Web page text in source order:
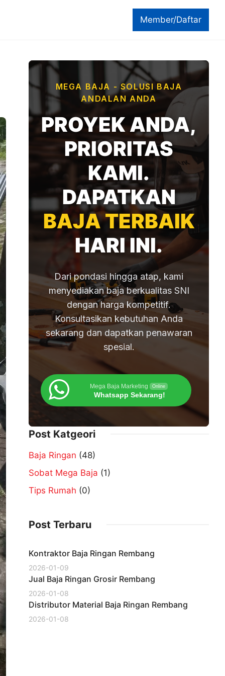
Member/Daftar
MEGA BAJA - SOLUSI BAJA
ANDALAN ANDA
PROYEK ANDA,
PRIORITAS
KAMI.
DAPATKAN
BAJA TERBAIK
HARI INI.
Dari pondasi hingga atap, kami
menyediakan baja berkualitas SNI
dengan harga kompetitif.
Konsultasikan kebutuhan Anda
sekarang dan dapatkan penawaran
spesial.
Mega Baja Marketing Online
Whatsapp Sekarang!
Post Katgeori
Baja Ringan (48)
Sobat Mega Baja (1)
Tips Rumah (0)
Post Terbaru
Kontraktor Baja Ringan Rembang
2026-01-09
Jual Baja Ringan Grosir Rembang
2026-01-08
Distributor Material Baja Ringan Rembang
2026-01-08